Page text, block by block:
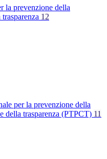
la prevenzione della
12
per la prevenzione della
della trasparenza (PTPCT) 11